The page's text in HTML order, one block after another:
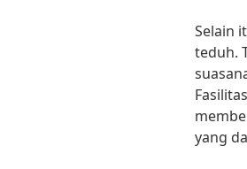
Selain
teduh.
yang